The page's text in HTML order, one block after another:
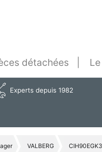
détachées
Experts depuis 1982
VALBERG